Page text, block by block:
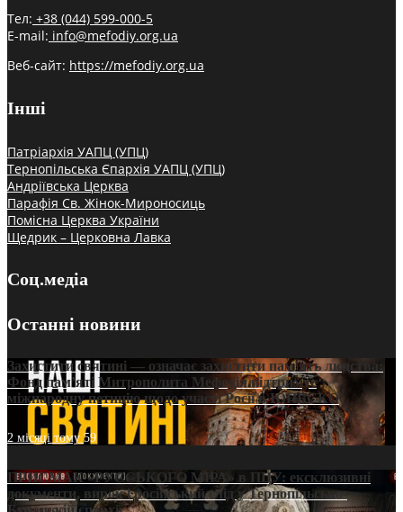
Тел: +38 (044) 599-000-5
E-mail: info@mefodiy.org.ua
Веб-сайт: https://mefodiy.org.ua
Інші
Патріархія УАПЦ (УПЦ)
Тернопільська Єпархія УАПЦ (УПЦ)
Андріївська Церква
Парафія Св. Жінок-Мироносиць
Помісна Церква України
Щедрик – Церковна Лавка
Соц.медіа
Останні новини
Захистити святині — означає захистити пам’ять людства:
Фонд пам’яті Митрополита Мефодія підтримує
міжнародну петицію щодо участі Росії в ЮНЕСКО
2 місяці тому59
ПРИСМАК «РУССЬКОГО МІРА» в ПЦУ: ексклюзивні
документи, вирок і російський слід у Тернопільсько-